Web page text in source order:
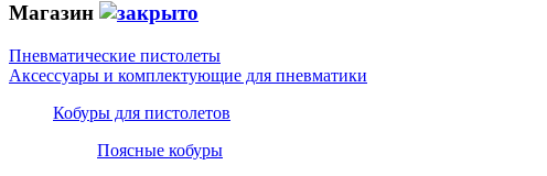
Магазин
Пневматические пистолеты
Аксессуары и комплектующие для пневматики
Кобуры для пистолетов
Поясные кобуры